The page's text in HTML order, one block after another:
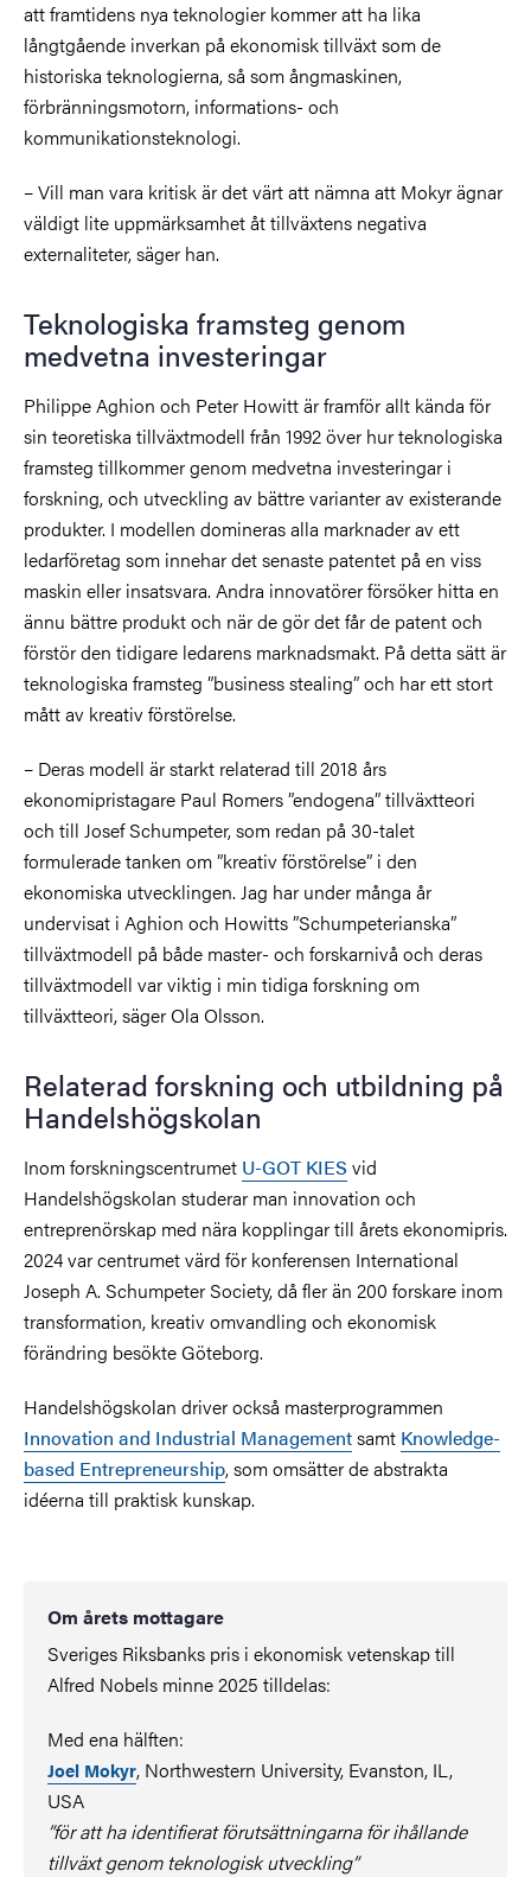
att framtidens nya teknologier kommer att ha lika
långtgående inverkan på ekonomisk tillväxt som de
historiska teknologierna, så som ångmaskinen,
förbränningsmotorn, informations- och
kommunikationsteknologi.
– Vill man vara kritisk är det värt att nämna att Mokyr ägnar
väldigt lite uppmärksamhet åt tillväxtens negativa
externaliteter, säger han.
Teknologiska framsteg genom
medvetna investeringar
Philippe Aghion och Peter Howitt är framför allt kända för
sin teoretiska tillväxtmodell från 1992 över hur teknologiska
framsteg tillkommer genom medvetna investeringar i
forskning, och utveckling av bättre varianter av existerande
produkter. I modellen domineras alla marknader av ett
ledarföretag som innehar det senaste patentet på en viss
maskin eller insatsvara. Andra innovatörer försöker hitta en
ännu bättre produkt och när de gör det får de patent och
förstör den tidigare ledarens marknadsmakt. På detta sätt är
teknologiska framsteg ”business stealing” och har ett stort
mått av kreativ förstörelse.
– Deras modell är starkt relaterad till 2018 års
ekonomipristagare Paul Romers ”endogena” tillväxtteori
och till Josef Schumpeter, som redan på 30-talet
formulerade tanken om ”kreativ förstörelse” i den
ekonomiska utvecklingen. Jag har under många år
undervisat i Aghion och Howitts ”Schumpeterianska”
tillväxtmodell på både master- och forskarnivå och deras
tillväxtmodell var viktig i min tidiga forskning om
tillväxtteori, säger Ola Olsson.
Relaterad forskning och utbildning på
Handelshögskolan
Inom forskningscentrumet U-GOT KIES vid
Handelshögskolan studerar man innovation och
entreprenörskap med nära kopplingar till årets ekonomipris.
2024 var centrumetvärd för konferensen International
Joseph A. Schumpeter Society, då fler än 200 forskare inom
transformation, kreativ omvandling och ekonomisk
förändring besökte Göteborg.
Handelshögskolan driver också masterprogrammen
Innovation and Industrial Managementsamt Knowledge-
based Entrepreneurship, som omsätter de abstrakta
idéerna till praktisk kunskap.
Om årets mottagare
Sveriges Riksbanks pris i ekonomisk vetenskap till
Alfred Nobels minne 2025 tilldelas:
Med ena hälften:
Joel Mokyr, Northwestern University, Evanston, IL,
USA
”för att ha identifierat förutsättningarna för ihållande
tillväxt genom teknologisk utveckling”